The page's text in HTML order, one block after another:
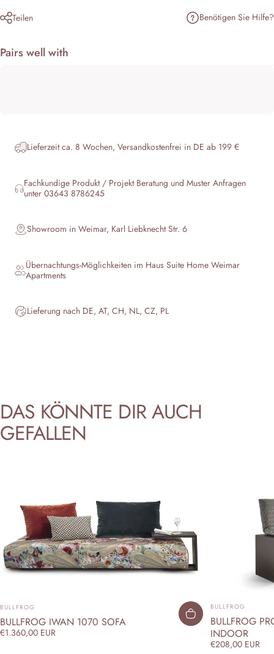
Teilen Benötigen Sie Hilfe?
Pairs well with
Lieferzeit ca. 8 Wochen, Versandkostenfrei in DE ab 199 €
Fachkundige Produkt / Projekt Beratung und Muster Anfragen
unter 03643 8786245
Showroom in Weimar, Karl Liebknecht Str. 6
Übernachtungs-Möglichkeiten im HausSuite Home Weimar
Apartments
Lieferung nach DE, AT, CH, NL, CZ, PL
DAS KÖNNTE DIR AUCH
GEFALLEN
ANBIETER:
BULLFROG
BULLFROG IWAN 1070 SOFA
€1.360,00 EUR
ANBIETER:
BULLFROG
BULLFROG
INDOOR
€208,00 EUR